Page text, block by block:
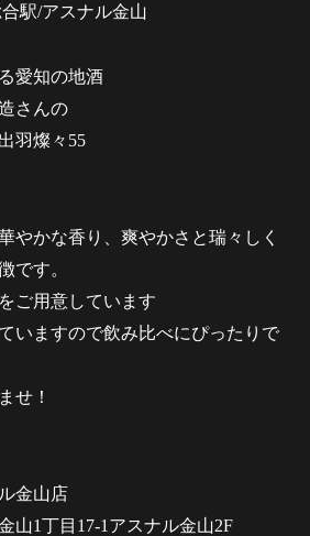
駅/アスナル金山
愛知の地酒
さんの
羽燦々55
やかな香り、爽やかさと瑞々しく
です。
ご用意しています
いますので飲み比べにぴったりで
せ！
金山店
山1丁目17-1アスナル金山2F